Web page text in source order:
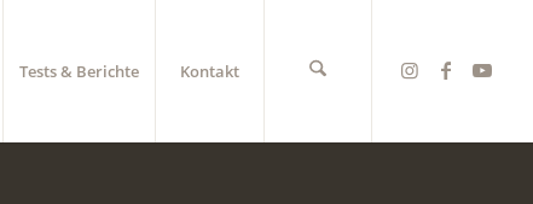
Tests & Berichte Kontakt